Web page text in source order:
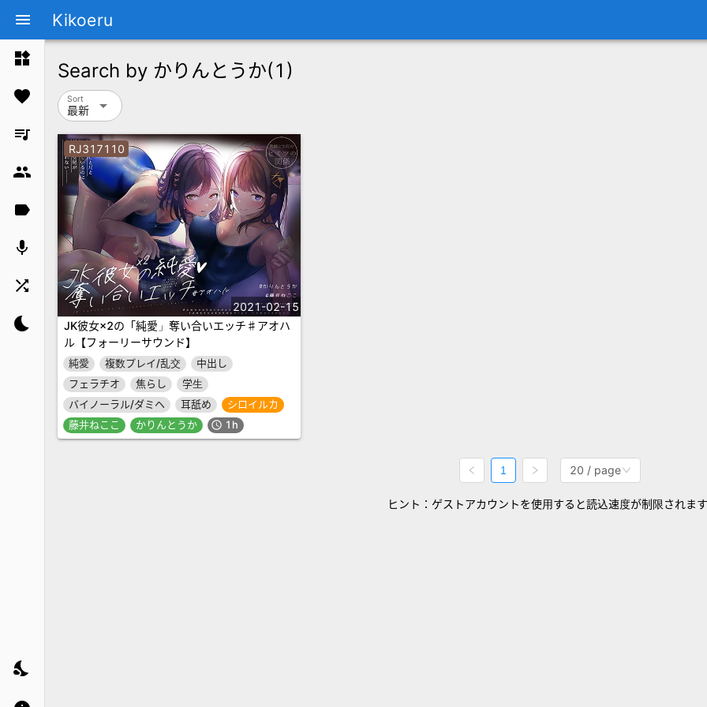
menu Kikoeru
widgets
favorite
queue_music
group
label
mic
shuffle
bedtime
nights_stay
Search by かりんとうか(1)
最新
Sort arrow_drop_down
RJ317110
2021-02-15
JK彼女×2の「純愛」奪い合いエッチ♯アオハ
ル【フォーリーサウンド】
純愛 複数プレイ/乱交
中出し
フェラチオ
焦らし
学生
バイノーラル/ダミヘ
耳舐め
シロイルカ
藤井ねここ
かりんとうか schedule 1h
1 20 / page
ヒント：ゲストアカウントを使用すると読込速度が制限されま